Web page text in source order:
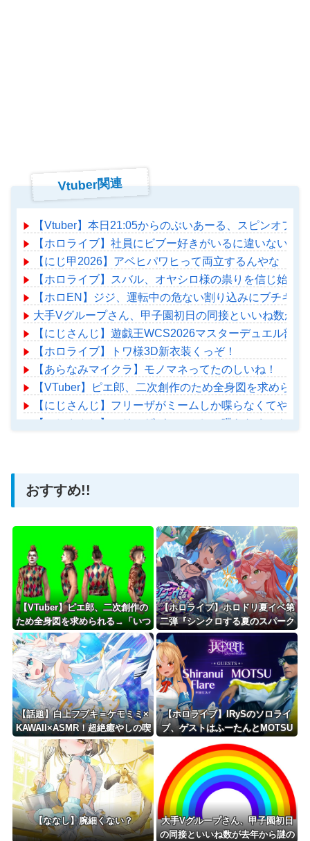
Vtuber関連
【Vtuber】本日21:05からのぶいあーる、スピンオフ企
【ホロライブ】社員にビブー好きがいるに違いない（
【にじ甲2026】アベヒパワヒって両立するんやな
【ホロライブ】スバル、オヤシロ様の祟りを信じ始める
【ホロEN】ジジ、運転中の危ない割り込みにブチギ
大手Vグループさん、甲子園初日の同接といいね数が
【にじさんじ】遊戯王WCS2026マスターデュエル部
【ホロライブ】トワ様3D新衣装くっぞ！
【あらなみマイクラ】モノマネってたのしいね！
【VTuber】ピエ郎、二次創作のため全身図を求めら
【にじさんじ】フリーザがミームしか喋らなくてやん
【にじさんじ】フリーザがミームしか喋らなくてやん
おすすめ!!
【VTuber】ピエ郎、二次創作の
ため全身図を求められる→「いつ
から俺に下半身があると錯覚して
いた…？」
【ホロライブ】ホロドリ夏イベ第
二弾『シンクロする夏のスパーク
ル』明日から開催！！ガチャ追加
は水着みこめっと
【話題】白上フブキ＝ケモミミ×
KAWAII×ASMR！超絶癒やしの喫
茶店経営
【ホロライブ】IRySのソロライ
ブ、ゲストはふーたんとMOTSU
さん！！
【ななし】腕細くない？
大手Vグループさん、甲子園初日
の同接といいね数が去年から謎の